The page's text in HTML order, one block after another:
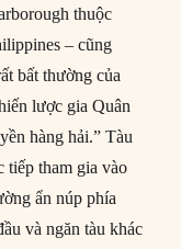
thuộc
– cũng
bất thường của
lược gia Quân
hàng hải.” Tàu
tiếp tham gia vào
ẩn núp phía
và ngăn tàu khác